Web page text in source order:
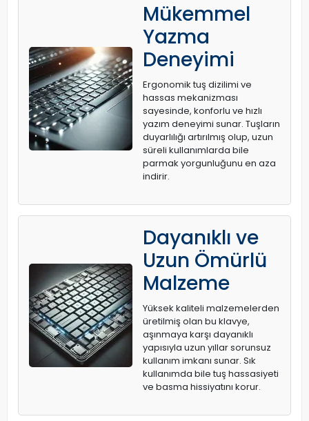
Mükemmel
Yazma
Deneyimi
Ergonomik tuş dizilimi ve
hassas mekanizması
sayesinde, konforlu ve hızlı
yazım deneyimi sunar. Tuşların
duyarlılığı artırılmış olup, uzun
süreli kullanımlarda bile
parmak yorgunluğunu en aza
indirir.
Dayanıklı ve
Uzun Ömürlü
Malzeme
Yüksek kaliteli malzemelerden
üretilmiş olan bu klavye,
aşınmaya karşı dayanıklı
yapısıyla uzun yıllar sorunsuz
kullanım imkanı sunar. Sık
kullanımda bile tuş hassasiyeti
ve basma hissiyatını korur.